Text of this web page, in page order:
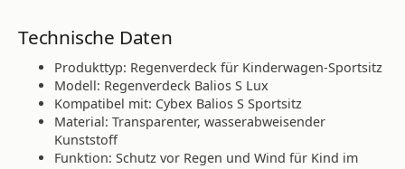
Technische Daten
Produkttyp: Regenverdeck für Kinderwagen-Sportsitz
Modell: Regenverdeck Balios S Lux
Kompatibel mit: Cybex Balios S Sportsitz
Material: Transparenter, wasserabweisender
Kunststoff
Funktion: Schutz vor Regen und Wind für Kind im